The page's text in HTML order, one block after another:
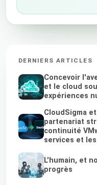
DERNIERS ARTICLES
Concevoir
et le cloud
expériences
CloudSigma
partenariat
continuité
services et
L'humain, et
progrès